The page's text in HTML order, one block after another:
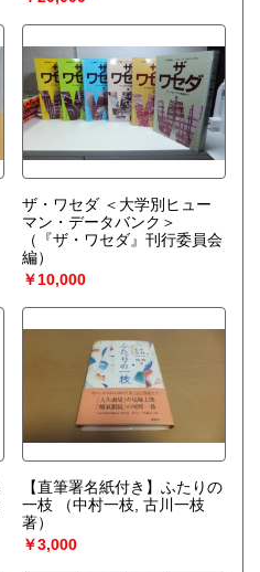
ザ・ワセダ ＜大学別ヒュー
マン・データバンク＞
（『ザ・ワセダ』刊行委員会
編）
￥10,000
【直筆署名紙付き】ふたりの
一枝
（中村一枝, 古川一枝
著）
￥3,000